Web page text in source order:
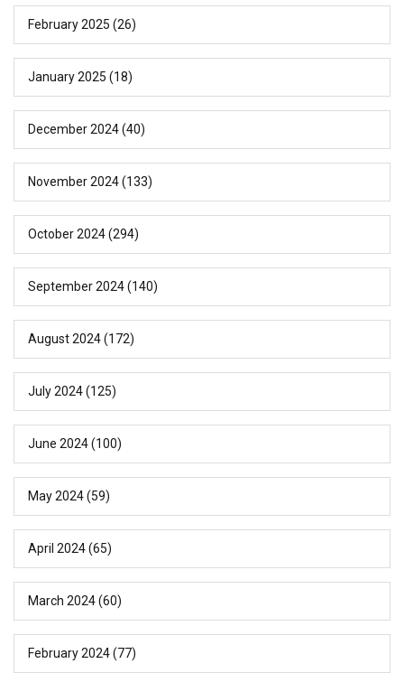
February 2025 (26)
January 2025 (18)
December 2024(40)
November 2024(133)
October 2024(294)
September 2024(140)
August 2024(172)
July 2024(125)
June 2024(100)
May 2024(59)
April 2024(65)
March 2024(60)
February 2024(77)